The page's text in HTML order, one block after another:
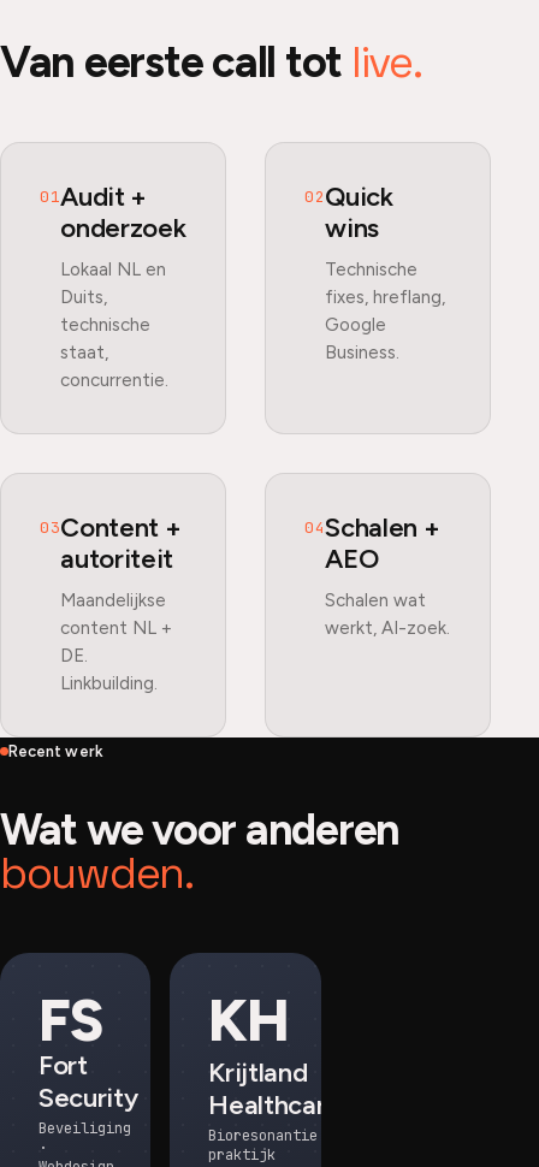
Van eerste call tot live.
01Audit +
onderzoek
Lokaal NL en
Duits,
technische
staat,
concurrentie.
02Quick
wins
Technische
fixes, hreflang,
Google
Business.
03Content +
autoriteit
Maandelijkse
content NL +
DE.
Linkbuilding.
04Schalen +
AEO
Schalen wat
werkt, AI-zoek.
Recent werk
Wat we voor anderen
bouwden.
FS
Fort
Security
Beveiliging
·
KH
Krijtland
Healthcare
Bioresonantie
praktijk